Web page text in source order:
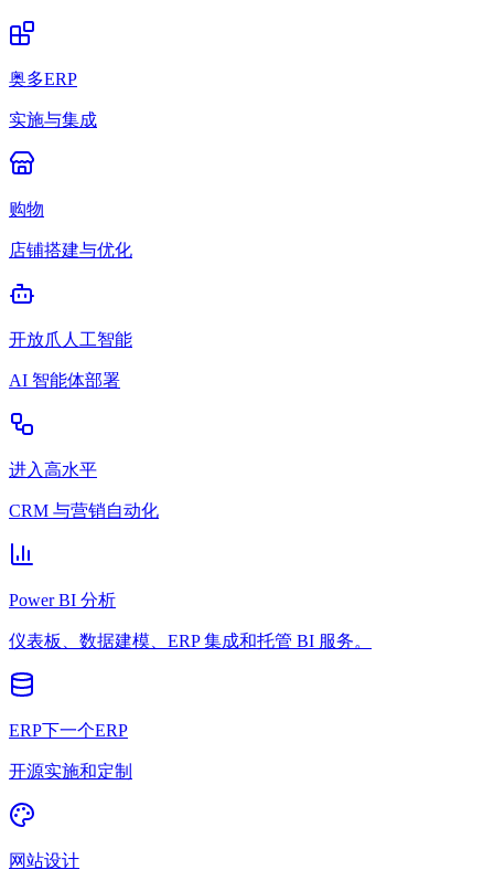
奥多ERP
实施与集成
购物
店铺搭建与优化
开放爪人工智能
AI 智能体部署
进入高水平
CRM 与营销自动化
Power BI 分析
仪表板、数据建模、ERP 集成和托管 BI 服务。
ERP下一个ERP
开源实施和定制
网站设计